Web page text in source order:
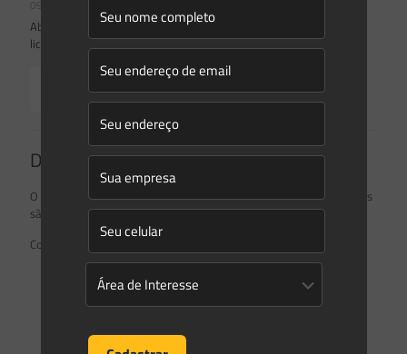
Abrapch reúne mais de 100 pessoas on-line para discutir
licenciamento ambiental em Santa Catarina
Read more
Deixe um comentário
O seu endereço de e-mail não será publicado.Campos obrigatórios
são marcados com*
Comentário